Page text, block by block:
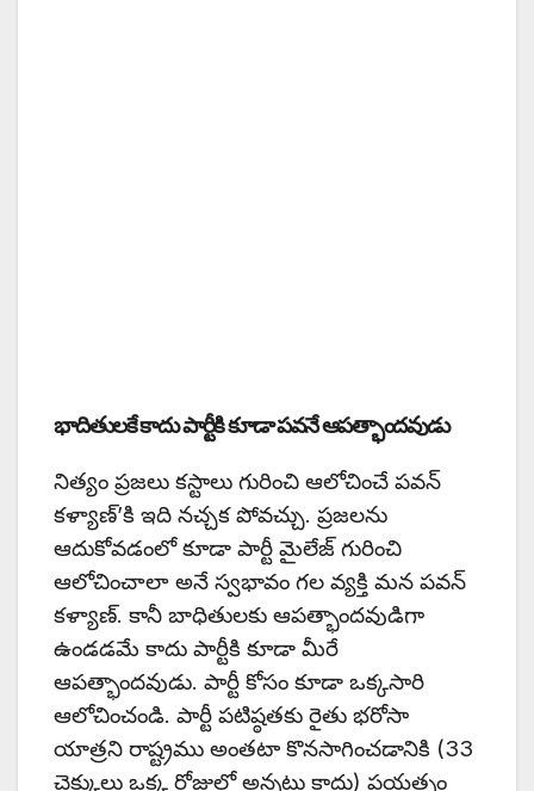
భాదితులకే కాదు పార్టీకి కూడా పవనే ఆపత్భాందవుడు
నిత్యం ప్రజలు కస్టాలు గురించి ఆలోచించే పవన్
కళ్యాణ్’కి ఇది నచ్చక పోవచ్చు. ప్రజలను
ఆదుకోవడంలో కూడా పార్టీ మైలేజ్ గురించి
ఆలోచించాలా అనే స్వభావం గల వ్యక్తి మన పవన్
కళ్యాణ్. కానీ బాధితులకు ఆపత్భాందవుడిగా
ఉండడమే కాదు పార్టీకి కూడా మీరే
ఆపత్భాందవుడు. పార్టీ కోసం కూడా ఒక్కసారి
ఆలోచించండి. పార్టీ పటిష్ఠతకు రైతు భరోసా
యాత్రని రాష్ట్రము అంతటా కొనసాగించడానికి (33
చెక్కులు ఒక్క రోజులో అన్నట్లు కాదు) ప్రయత్నం